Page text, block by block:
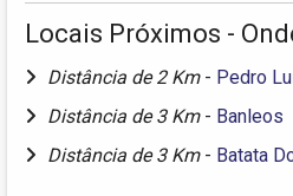
Locais Próximos -
Distância de 2 Km - Pedro
Distância de 3 Km - Banleos
Distância de 3 Km - Batata